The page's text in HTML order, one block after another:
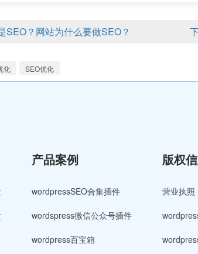
SEO？网站为什么要做SEO？
化 SEO优化
产品案例
wordpressSEO合集插件
wordspress微信公众号插件
wordpress百宝箱
版权
营业执照